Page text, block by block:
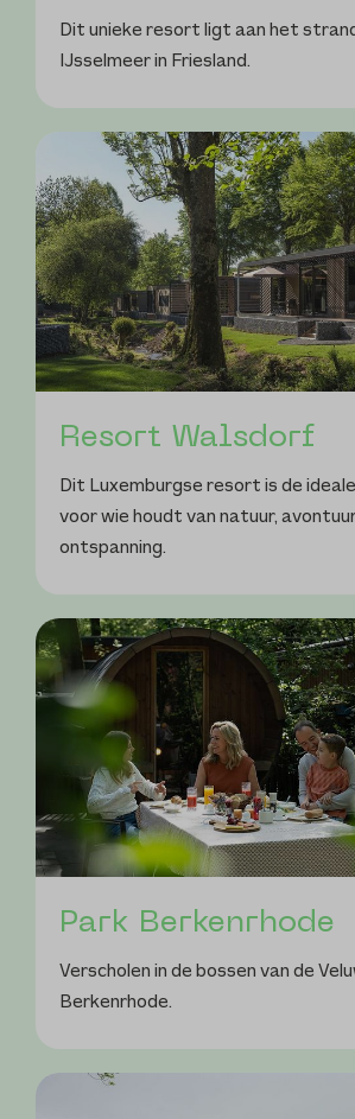
Dit unieke resort ligt aan het
IJsselmeer in Friesland.
Resort Walsdorf
Dit Luxemburgse resort is de
voor wie houdt van natuur,
ontspanning.
Park Berkenrhode
Verscholen in de bossen van de
Berkenrhode.